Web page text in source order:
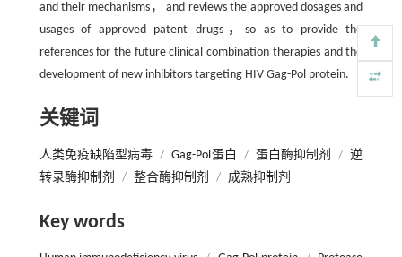
and their mechanisms， and reviews the approved dosages and
usages of approved patent drugs，so as to provide the
references for the future clinical combination therapies and the
development of new inhibitors targeting HIV Gag-Pol protein.
关键词
人类免疫缺陷型病毒 / Gag-Pol蛋白 / 蛋白酶抑制剂 / 逆
转录酶抑制剂
/ 整合酶抑制剂 / 成熟抑制剂
Key words